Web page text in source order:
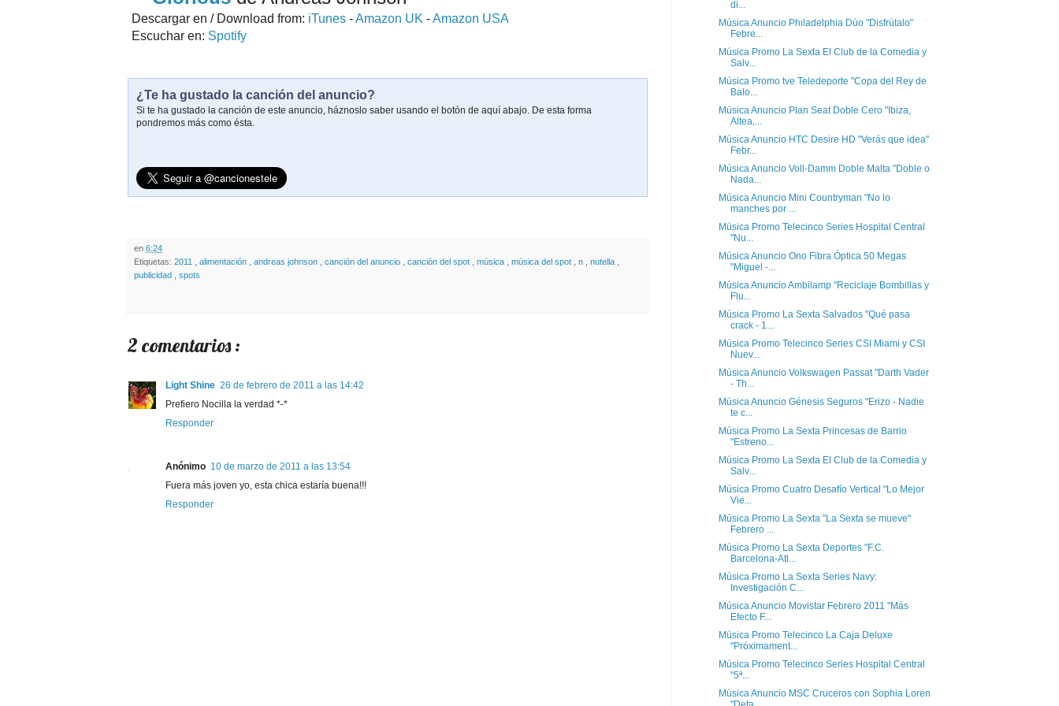
Descargar en / Download from: iTunes -Amazon UK -Amazon USA
Escuchar en: Spotify
¿Te ha gustado la canción del anuncio?
Si te ha gustado la canción de este anuncio, háznoslo saber usando el botón de aquí abajo. De esta forma
pondremos más como ésta.
en 6:24
Etiquetas: 2011 alimentación andreas johnson canción del anuncio canción del spot música música del spot n nutella
publicidad
spots
2 comentarios :
Light Shine 26 de febrero de 2011 a las 14:42
Prefiero Nocilla la verdad *-*
Responder
Anónimo 10 de marzo de 2011 a las 13:54
Fuera más joven yo, esta chica estaría buena!!!
Responder
di...
Música Anuncio Philadelphia Dúo "Disfrútalo"
Febre...
Música Promo La Sexta El Club de la Comedia y
Salv...
Música Promo tve Teledeporte "Copa del Rey de
Balo...
Música Anuncio Plan Seat Doble Cero "Ibiza,
Altea,...
Música Anuncio HTC Desire HD "Verás que idea"
Febr...
Música Anuncio Voll-Damm Doble Malta "Doble o
Nada...
Música Anuncio Mini Countryman "No lo
manches por ...
Música Promo Telecinco Series Hospital Central
"Nu...
Música Anuncio Ono Fibra Óptica 50 Megas
"Miguel -...
Música Anuncio Ambilamp "Reciclaje Bombillas y
Flu...
Música Promo La Sexta Salvados "Qué pasa
crack - 1...
Música Promo Telecinco Series CSI Miami y CSI
Nuev...
Música Anuncio Volkswagen Passat "Darth Vader
- Th...
Música Anuncio Génesis Seguros "Erizo - Nadie
te c...
Música Promo La Sexta Princesas de Barrio
"Estreno...
Música Promo La Sexta El Club de la Comedia y
Salv...
Música Promo Cuatro Desafío Vertical "Lo Mejor
Vie...
Música Promo La Sexta "La Sexta se mueve"
Febrero ...
Música Promo La Sexta Deportes "F.C.
Barcelona-Atl...
Música Promo La Sexta Series Navy:
Investigación C...
Música Anuncio Movistar Febrero 2011 "Más
Efecto F...
Música Promo Telecinco La Caja Deluxe
"Próximament...
Música Promo Telecinco Series Hospital Central
"5ª...
Música Anuncio MSC Cruceros con Sophia Loren